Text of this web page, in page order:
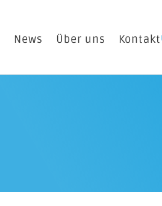
News Über uns Kontakt